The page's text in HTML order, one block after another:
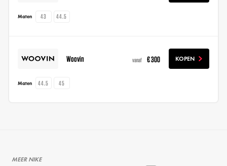
Maten 43 44.5
Woovin vanaf € 300 KOPEN
Maten 44.5 45
MEER NIKE